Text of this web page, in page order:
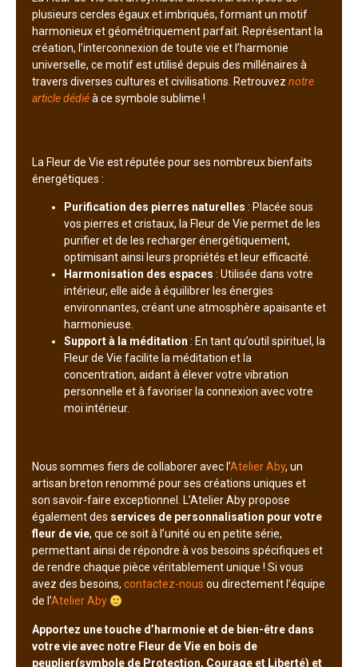
plusieurs cercles égaux et imbriqués, formant un motif
harmonieux et géométriquement parfait. Représentant la
création, l’interconnexion de toute vie et l’harmonie
universelle, ce motif est utilisé depuis des millénaires à
travers diverses cultures et civilisations. Retrouvez notre
article dédiéà ce symbole sublime !
La Fleur de Vie est réputée pour ses nombreux bienfaits
énergétiques :
Purification des pierres naturelles : Placée sous
vos pierres et cristaux, la Fleur de Vie permet de les
purifier et de les recharger énergétiquement,
optimisant ainsi leurs propriétés et leur efficacité.
Harmonisation des espaces : Utilisée dans votre
intérieur, elle aide à équilibrer les énergies
environnantes, créant une atmosphère apaisante et
harmonieuse.
Support à la méditation : En tant qu’outil spirituel, la
Fleur de Vie facilite la méditation et la
concentration, aidant à élever votre vibration
personnelle et à favoriser la connexion avec votre
moi intérieur.
Nous sommes fiers de collaborer avec l’Atelier Aby, un
artisan breton renommé pour ses créations uniques et
son savoir-faire exceptionnel. L’Atelier Aby propose
également des services de personnalisation pour votre
fleur de vie, que ce soit à l’unité ou en petite série,
permettant ainsi de répondre à vos besoins spécifiques et
de rendre chaque pièce véritablement unique ! Si vous
avez des besoins, contactez-nous ou directement l’équipe
de l’Atelier Aby
Apportez une touche d’harmonie et de bien-être dans
votre vie avec notre Fleur de Vie en bois de
peuplier(symbole de Protection, Courage et Liberté) et